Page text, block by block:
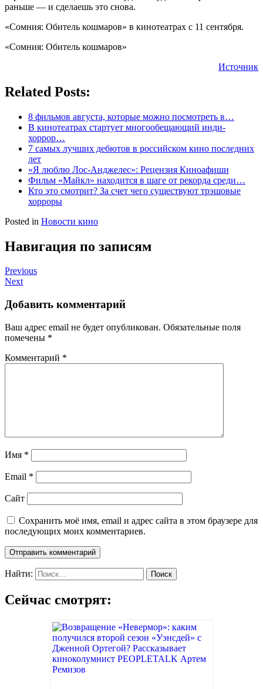
раньше — и сделаешь это снова.
«Сомния: Обитель кошмаров» в кинотеатрах с 11 сентября.
«Сомния: Обитель кошмаров»
Источник
Related Posts:
8 фильмов августа, которые можно посмотреть в…
В кинотеатрах стартует многообещающий инди-
хоррор…
7 самых лучших дебютов в российском кино последних
лет
«Я люблю Лос-Анджелес»: Рецензия Киноафиши
Фильм «Майкл» находится в шаге от рекорда среди…
Кто это смотрит? За счет чего существуют трэшовые
хорроры
Posted in Новости кино
Навигация по записям
Previous
Next
Добавить комментарий
Ваш адрес email не будет опубликован. Обязательные поля
помечены *
Комментарий *
Имя *
Email *
Сайт
Сохранить моё имя, email и адрес сайта в этом браузере для
последующих моих комментариев.
Найти:
Сейчас смотрят: